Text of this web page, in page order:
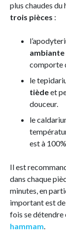
plus chaudes
trois pièces :
ambiante
comporte
le
tièdeet
douceur.
le
est à
Il est
dans chaque
minutes, en
important est de
fois se détendre
hammam.